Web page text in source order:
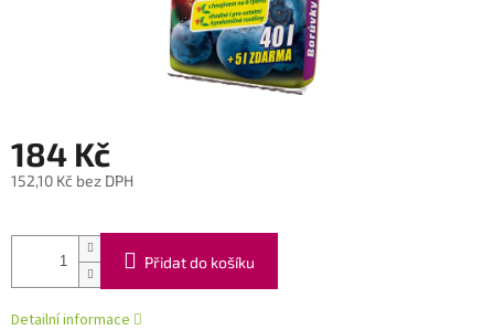
184 Kč
152,10 Kč bez DPH
cena:
Přidat do košíku
Detailní informace